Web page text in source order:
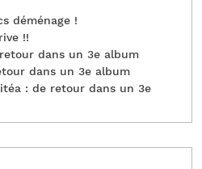
déménage !
!!
dans un 3e album
dans un 3e album
: de retour dans un 3e